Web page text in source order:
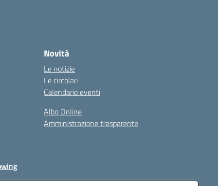
Novità
Le notizie
Le circolari
Calendario eventi
Albo Online
Amministrazione trasparente